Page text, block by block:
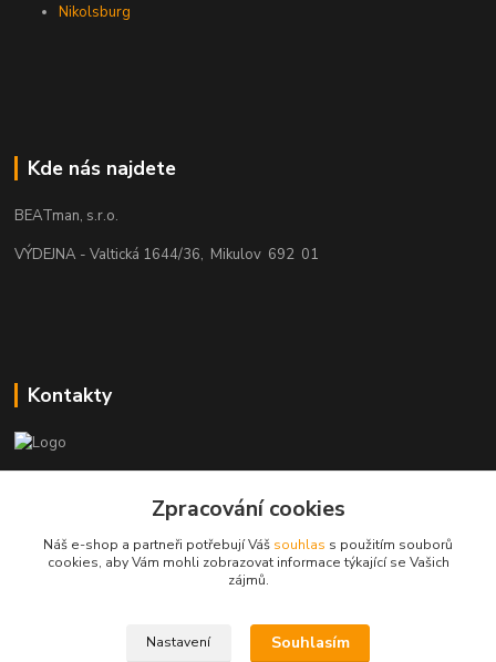
Nikolsburg
Kde nás najdete
BEATman, s.r.o.
VÝDEJNA - Valtická 1644/36, Mikulov 692 01
Kontakty
elektro@beatman.cz
Zpracování cookies
Náš e-shop a partneři potřebují Váš souhlas s použitím souborů
cookies, aby Vám mohli zobrazovat informace týkající se Vašich
zájmů.
Nastavení Souhlasím